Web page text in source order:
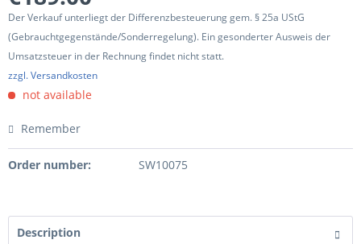
Der Verkauf unterliegt der Differenzbesteuerung gem. § 25a UStG
(Gebrauchtgegenstände/Sonderregelung). Ein gesonderter Ausweis der
Umsatzsteuer in der Rechnung findet nicht statt.
zzgl. Versandkosten
not available
Remember
Order number: SW10075
Description